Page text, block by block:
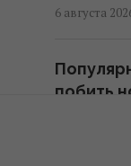
раненых
15:09
6 августа
побить